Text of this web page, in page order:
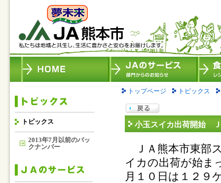
トピックス
2013年7月以前のバッ
クナンバー
トップページ トピックス
小玉スイカ出荷開始
ＪＡ熊本市東部
イカの出荷が始ま
月１０日は１２９